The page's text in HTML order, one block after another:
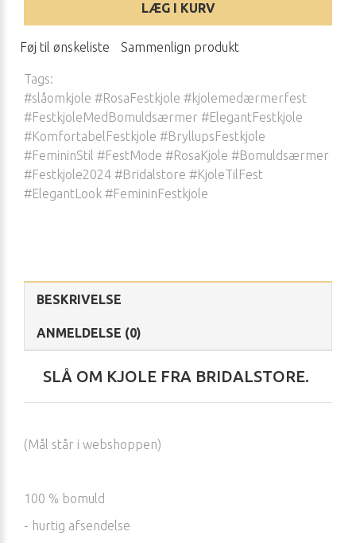
LÆG I KURV
Føj til ønskeliste Sammenlign produkt
Tags:
#slåomkjole #RosaFestkjole #kjolemedærmerfest
#FestkjoleMedBomuldsærmer #ElegantFestkjole
#KomfortabelFestkjole #BryllupsFestkjole
#FemininStil #FestMode #RosaKjole #Bomuldsærmer
#Festkjole2024 #Bridalstore #KjoleTilFest
#ElegantLook #FemininFestkjole
BESKRIVELSE
ANMELDELSE (0)
SLÅ OM KJOLE FRA BRIDALSTORE.
(Mål står i webshoppen)
100 % bomuld
- hurtig afsendelse